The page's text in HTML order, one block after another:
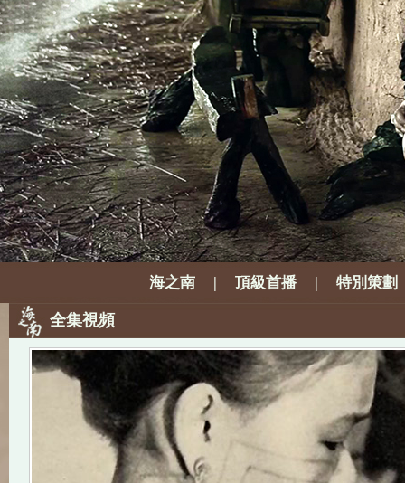
海之南 | 頂級首播 | 特別策劃
全集視頻